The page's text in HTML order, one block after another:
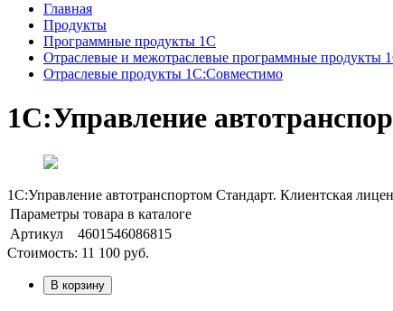
Главная
Продукты
Программные продукты 1С
Отраслевые и межотраслевые программные продукты
Отраслевые продукты 1С:Совместимо
1С:Управление
1С:Управление автотранспортом Стандарт. Клиентская
Параметры товара в каталоге
Артикул
4601546086815
Стоимость: 11 100 руб.
В корзину